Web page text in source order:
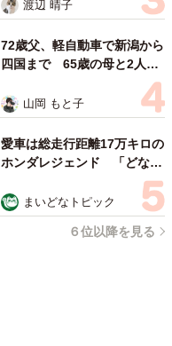
ようとした4日間 「命の重
さはみんな同じ」保護団体代
表の訴え
渡辺 晴子
72歳父、軽自動車で新潟から
四国まで 65歳の母と2人で
3泊4日の旅 パーキングの休
憩まで分刻み… 「大学生で
も組まねえよ！」
山岡 もと子
愛車は総走行距離17万キロの
ホンダレジェンド 「どなた
か欲しい方が居たら」 大御
所漫才師が譲渡の意向
まいどなトピック
６位以降を見る